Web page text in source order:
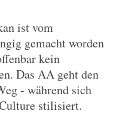
ist vom
gemacht worden
kein
Das AA geht den
- während sich
stilisiert.